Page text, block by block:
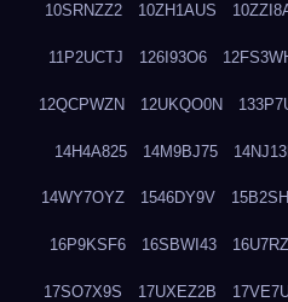
10SRNZZ2 10ZH1AUS
11P2UCTJ 126I93O6
12QCPWZN 12UKQO0N
14H4A825 14M9BJ75
14WY7OYZ 1546DY9V
16P9KSF6 16SBWI43
17SO7X9S 17UXEZ2B